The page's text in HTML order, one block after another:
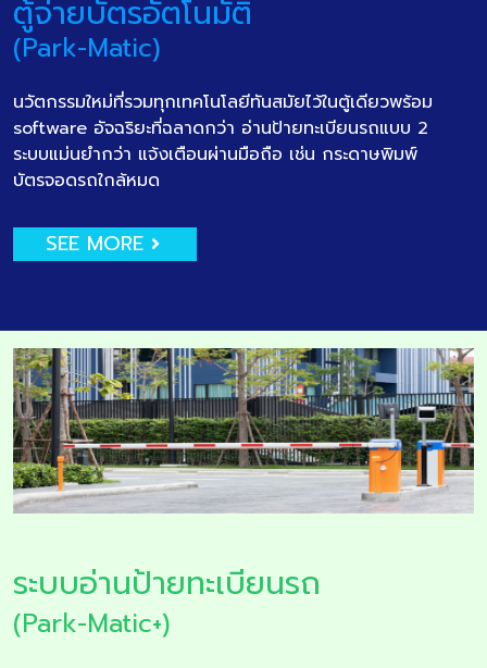
ตู้จ่ายบัตรอัตโนมัติ
(Park-Matic)
นวัตกรรมใหม่ที่รวมทุกเทคโนโลยีทันสมัยไว้ในตู้เดียวพร้อม
software อัจฉริยะที่ฉลาดกว่า อ่านป้ายทะเบียนรถแบบ 2
ระบบแม่นยำกว่า แจ้งเตือนผ่านมือถือ เช่น กระดาษพิมพ์
บัตรจอดรถใกล้หมด
SEE MORE
ระบบอ่านป้ายทะเบียนรถ
(Park-Matic+)